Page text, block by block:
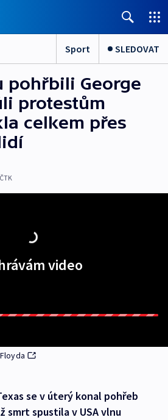
Sport SLEDOVAT
pohřbili George
protestům
celkem přes
ČTK
video
se v úterý konal pohřeb
smrt spustila v USA vlnu